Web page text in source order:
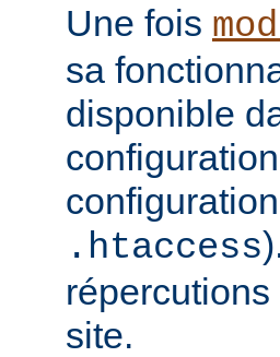
Une fois
sa
disponible
.htaccess
site.